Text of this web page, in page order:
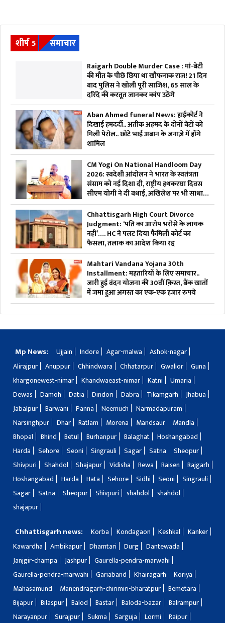
शीर्ष 5 समाचार
Raigarh Double Murder Case : मां-बेटी
की मौत के पीछे छिपा था खौफनाक राज! 21 दिन
बाद पुलिस ने खोली पूरी साजिश, 65 साल के
दरिंदे की करतूत जानकर कांप उठेंगे
Aban Ahmed funeral News: हाईकोर्ट ने
दिखाई हमदर्दी.. अतीक अहमद के दोनों बेटों को
मिली पेरोल.. छोटे भाई अबान के जनाज़े में होंगे
शामिल
CM Yogi On National Handloom Day
2026: स्वदेशी आंदोलन ने भारत के स्वतंत्रता
संग्राम को नई दिशा दी, राष्ट्रीय हथकरघा दिवस
सीएम योगी ने दी बधाई, अखिलेश पर भी साधा
निशाना
Chhattisgarh High Court Divorce
Judgment: ‘पति का आरोप भरोसे के लायक
नहीं’…. HC ने पलट दिया फैमिली कोर्ट का
फैसला, तलाक का आदेश किया रद्द
Mahtari Vandana Yojana 30th
Installment: महतारियों के लिए समाचार..
जारी हुई वंदन योजना की 30वीं क़िस्त, बैंक खातों
में जमा हुआ अगस्त का एक-एक हजार रुपये
Mp News: Ujjain Indore Agar-malwa
Ashok-nagar
Alirajpur
Anuppur Chhindwara Chhatarpur Gwalior
Guna
khargonewest-nimar
Khandwaeast-nimar Katni
Umaria
Dewas
Damoh Datia Dindori Dabra Tikamgarh
Jhabua
Jabalpur
Barwani Panna Neemuch
Narmadapuram
Narsinghpur
Dhar Ratlam Morena Mandsaur
Mandla
Bhopal
Bhind Betul Burhanpur Balaghat
Hoshangabad
Harda
Sehore Seoni Singrauli Sagar Satna
Sheopur
Shivpuri
Shahdol Shajapur Vidisha Rewa Raisen
Rajgarh
Hoshangabad
Harda Hata Sehore Sidhi Seoni
Singrauli
Sagar
Satna Sheopur Shivpuri shahdol
shahdol
shajapur
Chhattisgarh news: Korba Kondagaon Keshkal
Kanker
Kawardha
Ambikapur Dhamtari Durg
Dantewada
Janjgir-champa
Jashpur
Gaurella-pendra-marwahi
Gaurella-pendra-marwahi
Gariaband Khairagarh
Koriya
Mahasamund
Manendragarh-chirimiri-bharatpur
Bemetara
Bijapur
Bilaspur Balod Bastar Baloda-bazar
Balrampur
Narayanpur
Surajpur Sukma Sarguja Lormi
Raipur